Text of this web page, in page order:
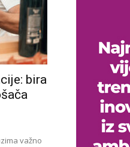
bira
važno